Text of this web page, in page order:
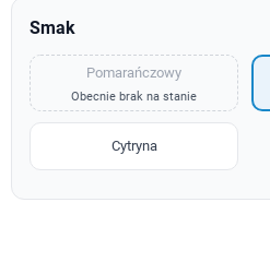
Smak
Pomarańczowy
Obecnie brak na stanie
Cytryna